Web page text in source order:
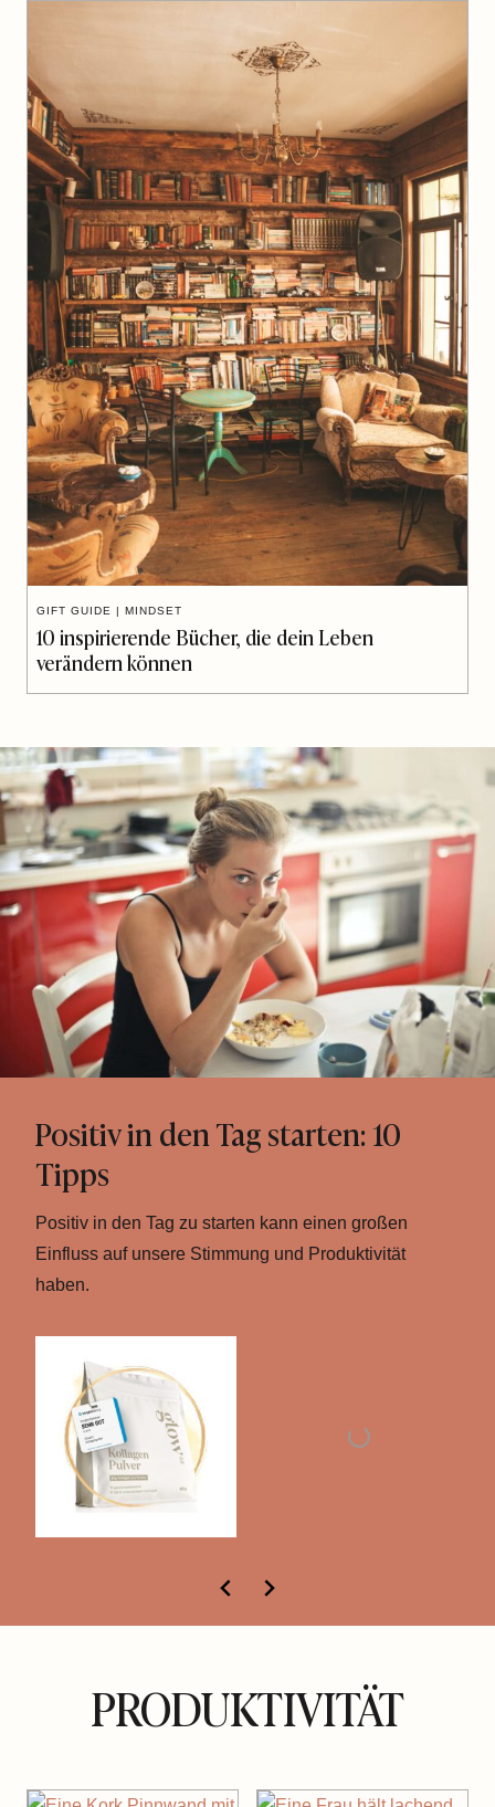
GIFT GUIDE MINDSET
10 inspirierende Bücher, die dein Leben
verändern können
Positiv in den Tag starten: 10
Tipps
Positiv in den Tag zu starten kann einen großen
Einfluss auf unsere Stimmung und Produktivität
haben.
PRODUKTIVITÄT